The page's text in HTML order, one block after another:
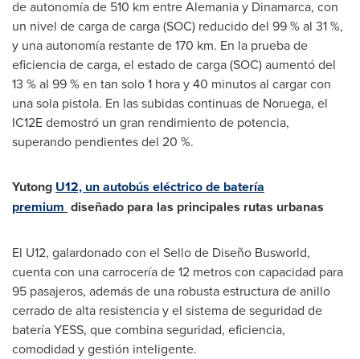
de autonomía de 510 km entre Alemania y Dinamarca, con
un nivel de carga de carga (SOC) reducido del 99 % al 31 %,
y una autonomía restante de 170 km. En la prueba de
eficiencia de carga, el estado de carga (SOC) aumentó del
13 % al 99 % en tan solo 1 hora y 40 minutos al cargar con
una sola pistola. En las subidas continuas de Noruega, el
IC12E demostró un gran rendimiento de potencia,
superando pendientes del 20 %.
Yutong U12, un autobús eléctrico de batería
premium diseñado para las principales rutas urbanas
El U12, galardonado con el Sello de Diseño Busworld,
cuenta con una carrocería de 12 metros con capacidad para
95 pasajeros, además de una robusta estructura de anillo
cerrado de alta resistencia y el sistema de seguridad de
batería YESS, que combina seguridad, eficiencia,
comodidad y gestión inteligente.